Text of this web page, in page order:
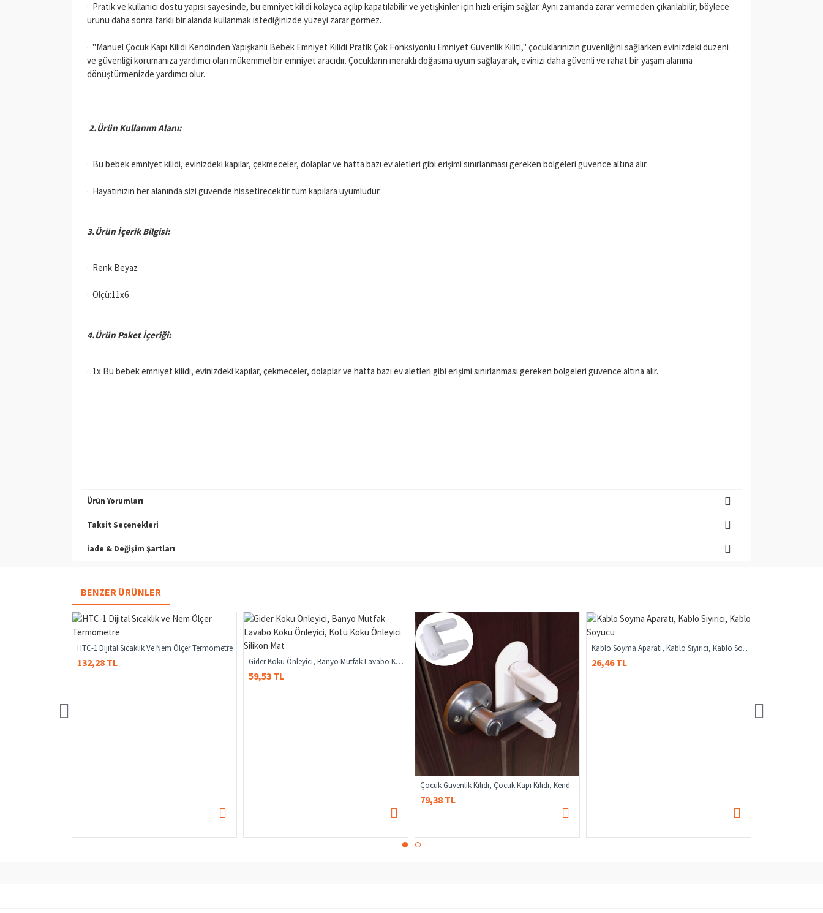
· Pratik ve kullanıcı dostu yapısı sayesinde, bu emniyet kilidi kolayca açılıp kapatılabilir ve yetişkinler için hızlı erişim sağlar. Aynı zamanda zarar vermeden çıkarılabilir, böylece
ürünü daha sonra farklı bir alanda kullanmak istediğinizde yüzeyi zarar görmez.
· "Manuel Çocuk Kapı Kilidi Kendinden Yapışkanlı Bebek Emniyet Kilidi Pratik Çok Fonksiyonlu Emniyet Güvenlik Kiliti," çocuklarınızın güvenliğini sağlarken evinizdeki düzeni
ve güvenliği korumanıza yardımcı olan mükemmel bir emniyet aracıdır. Çocukların meraklı doğasına uyum sağlayarak, evinizi daha güvenli ve rahat bir yaşam alanına
dönüştürmenizde yardımcı olur.
2.Ürün Kullanım Alanı:
· Bu bebek emniyet kilidi, evinizdeki kapılar, çekmeceler, dolaplar ve hatta bazı ev aletleri gibi erişimi sınırlanması gereken bölgeleri güvence altına alır.
· Hayatınızın her alanında sizi güvende hissetirecektir tüm kapılara uyumludur.
3.Ürün İçerik Bilgisi:
· Renk Beyaz
· Ölçü:11x6
4.Ürün Paket İçeriği:
· 1x Bu bebek emniyet kilidi, evinizdeki kapılar, çekmeceler, dolaplar ve hatta bazı ev aletleri gibi erişimi sınırlanması gereken bölgeleri güvence altına alır.
Ürün Yorumları
Taksit Seçenekleri
İade & Değişim Şartları
BENZER ÜRÜNLER
HTC-1 Dijital Sıcaklık Ve Nem Ölçer Termometre
132,28 TL Gider Koku Önleyici, Banyo Mutfak Lavabo Koku Önleyici, Kötü Koku Önleyici Silikon Mat
59,53 TL
Çocuk Güvenlik Kilidi, Çocuk Kapı Kilidi, Kendinden Yapışkanlı Emniyet Kilidi Çok Fonksiyonlu Kilit
79,38 TL
Kablo Soyma Aparatı, Kablo Sıyırıcı, Kablo Soyucu
26,46 TL